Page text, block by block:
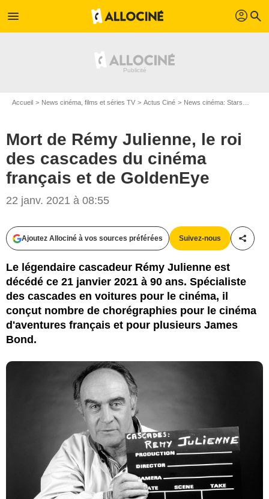
menu profil search
Accueil News cinéma, films et séries TV Actus Ciné News cinéma: Stars
Mort de Rémy Julienne, le roi
des cascades du cinéma
français et de GoldenEye
22 janv. 2021 à 08:55
Ajoutez Allociné à vos sources préférées Suivez-nous
Le légendaire cascadeur Rémy Julienne est
décédé ce 21 janvier 2021 à 90 ans. Spécialiste
des cascades en voitures pour le cinéma, il
conçut nombre de chorégraphies pour le cinéma
d'aventures français et pour plusieurs James
Bond.